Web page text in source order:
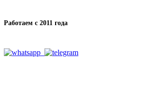
Работаем с 2011 года